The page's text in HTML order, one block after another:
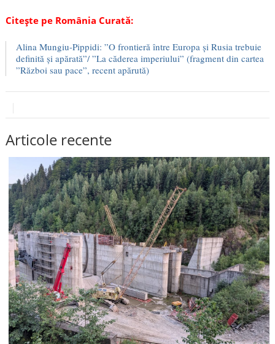
Citește pe România Curată:
Alina Mungiu-Pippidi: ”O frontieră între Europa și Rusia trebuie
definită și apărată”/ ”La căderea imperiului” (fragment din cartea
”Război sau pace”, recent apărută)
Articole recente